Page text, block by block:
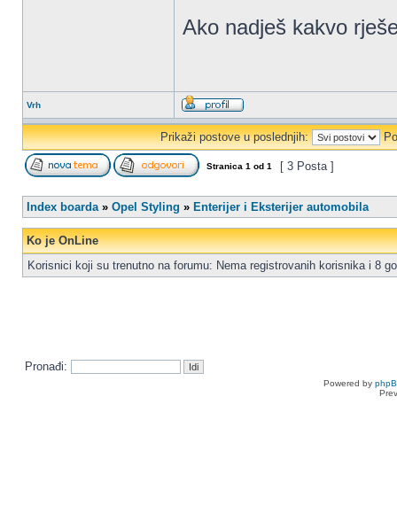
Ako nadješ kakvo
Vrh
Prikaži postove u poslednjih:
Stranica 1 od 1 [ 3 Posta ]
Index boarda» Opel Styling » Enterijer i Eksterijer automobila
Ko je OnLine
Korisnici koji su trenutno na forumu: Nema registrovanih korisnika i 8
Pronađi:
Powered by